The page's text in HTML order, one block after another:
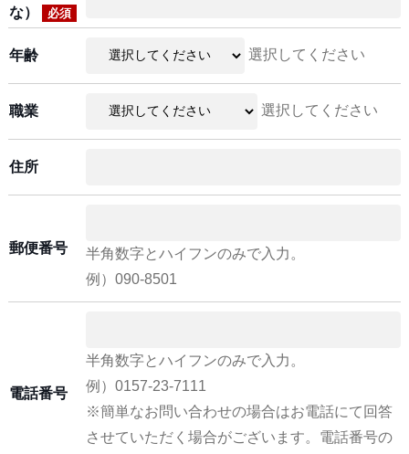
な）
必須
年齢 選択してください
職業 選択してください
住所
郵便番号
半角数字とハイフンのみで入力。
例）090-8501
電話番号
半角数字とハイフンのみで入力。
例）0157-23-7111
※簡単なお問い合わせの場合はお電話にて回答
させていただく場合がございます。電話番号の